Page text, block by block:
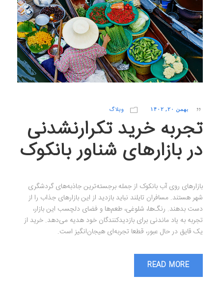
بهمن ۲۰, ۱۴۰۲ وبلاگ
تجربه خرید تکرارنشدنی
در بازارهای شناور بانکوک
بازارهای روی آب بانکوک از جمله برجسته‌ترین جاذبه‌های گردشگری
شهر هستند. مسافران تایلند نباید بازدید از این بازارهای جذاب را از
دست بدهند. رنگ‌ها، شلوغی، طعم‌ها و فضای دلچسب این بازار،
تجربه به یاد ماندنی برای بازدیدکنندگان خود هدیه می‌دهد. خرید از
یک قایق در حال عبور، قطعا تجربه‌ای هیجان‌انگیز است.
READ MORE